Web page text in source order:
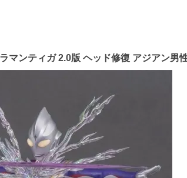
マンティガ 2.0版 ヘッド修復 アジアン男